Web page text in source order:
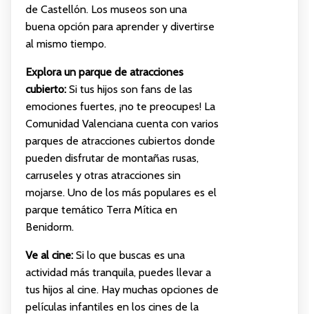
de Castellón. Los museos son una
buena opción para aprender y divertirse
al mismo tiempo.
Explora un parque de atracciones
cubierto:Si tus hijos son fans de las
emociones fuertes, ¡no te preocupes! La
Comunidad Valenciana cuenta con varios
parques de atracciones cubiertos donde
pueden disfrutar de montañas rusas,
carruseles y otras atracciones sin
mojarse. Uno de los más populares es el
parque temático Terra Mítica en
Benidorm.
Ve al cine:Si lo que buscas es una
actividad más tranquila, puedes llevar a
tus hijos al cine. Hay muchas opciones de
películas infantiles en los cines de la